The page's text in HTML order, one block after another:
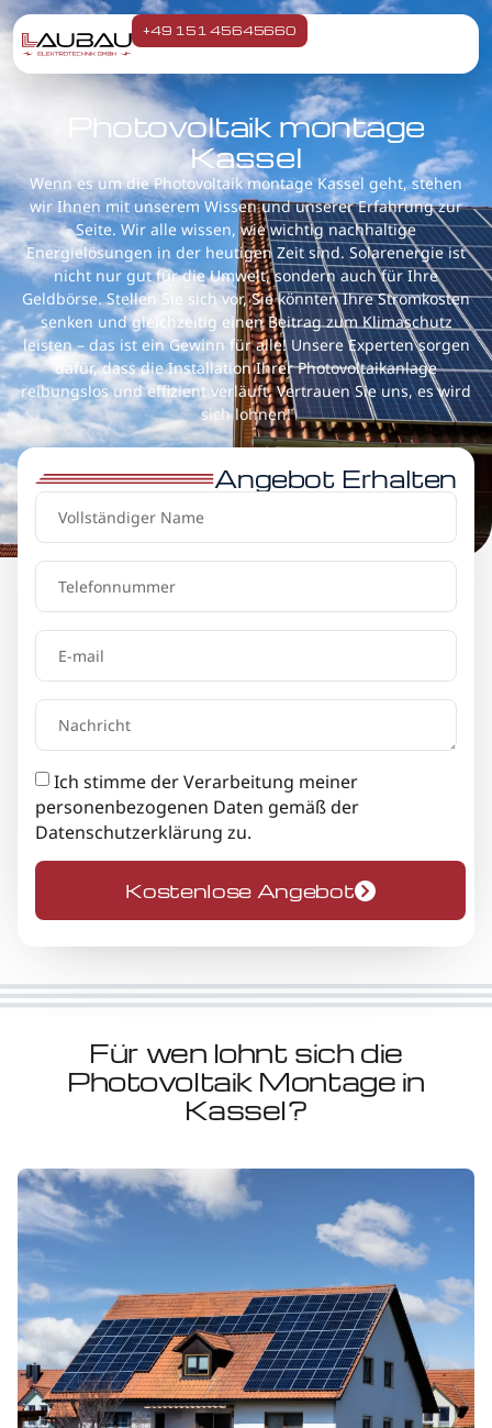
+49 151 45645660
Photovoltaik montage
Kassel
Wenn es um die Photovoltaik montage Kassel geht, stehen
wir Ihnen mit unserem Wissen und unserer Erfahrung zur
Seite. Wir alle wissen, wie wichtig nachhaltige
Energielösungen in der heutigen Zeit sind. Solarenergie ist
nicht nur gut für die Umwelt, sondern auch für Ihre
Geldbörse. Stellen Sie sich vor, Sie könnten Ihre Stromkosten
senken und gleichzeitig einen Beitrag zum Klimaschutz
leisten – das ist ein Gewinn für alle! Unsere Experten sorgen
dafür, dass die Installation Ihrer Photovoltaikanlage
reibungslos und effizient verläuft. Vertrauen Sie uns, es wird
sich lohnen!
Angebot Erhalten
Ich stimme der Verarbeitung meiner
personenbezogenen Daten gemäß der
Datenschutzerklärung zu.
Kostenlose Angebot
Für wen lohnt sich die
Photovoltaik Montage in
Kassel?